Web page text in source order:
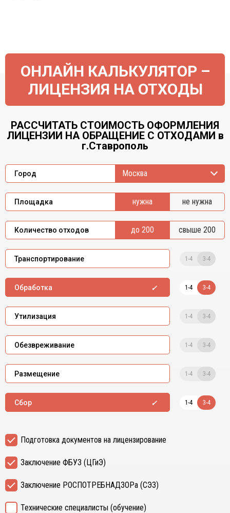
ОНЛАЙН КАЛЬКУЛЯТОР –
ЛИЦЕНЗИЯ НА ОТХОДЫ
РАССЧИТАТЬ СТОИМОСТЬ ОФОРМЛЕНИЯ
ЛИЦЕНЗИИ НА ОБРАЩЕНИЕ С ОТХОДАМИ в
г.Ставрополь
Город Москва
Площадка нужна не нужна
Количество отходов до 200 свыше 200
Транспортирование 1-4 3-4
Обработка 1-4 3-4
Утилизация 1-4 3-4
Обезвреживание 1-4 3-4
Размещение 1-4 3-4
Сбор 1-4 3-4
Подготовка документов на лицензирование
Заключение ФБУЗ (ЦГиЭ)
Заключение РОСПОТРЕБНАДЗОРа (СЭЗ)
Технические специалисты (обучение)